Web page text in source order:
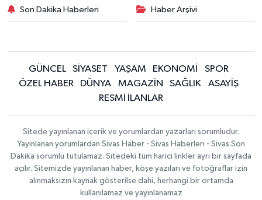
Son Dakika Haberleri Haber Arşivi
GÜNCEL SİYASET YAŞAM EKONOMİ
SPOR
ÖZEL HABER
DÜNYA MAGAZİN SAĞLIK
ASAYİŞ
RESMİ İLANLAR
Sitede yayınlanan içerik ve yorumlardan yazarları sorumludur.
Yayınlanan yorumlardan Sivas Haber - Sivas Haberleri - Sivas Son
Dakika sorumlu tutulamaz. Sitedeki tüm harici linkler ayrı bir sayfada
açılır. Sitemizde yayınlanan haber, köşe yazıları ve fotoğraflar izin
alınmaksızın kaynak gösterilse dahi, herhangi bir ortamda
kullanılamaz ve yayınlanamaz